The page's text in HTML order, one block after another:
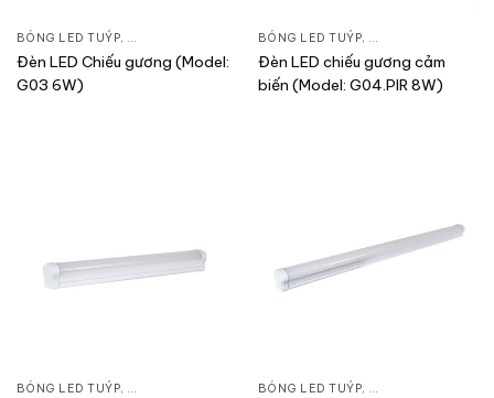
BÓNG LED TUÝP, ĐÈN CHIẾU SÁNG THIẾT BỊ CHIẾU SÁNG
Đèn LED Chiếu gương (Model:
G03 6W)
BÓNG LED TUÝP, ĐÈN CHIẾU SÁNG
Đèn LED chiếu gương cảm
biến (Model: G04.PIR 8W)
BÓNG LED TUÝP, ĐÈN CHIẾU SÁNG THIẾT BỊ CHIẾU SÁNG
BÓNG LED TUÝP, ĐÈN CHIẾU SÁNG